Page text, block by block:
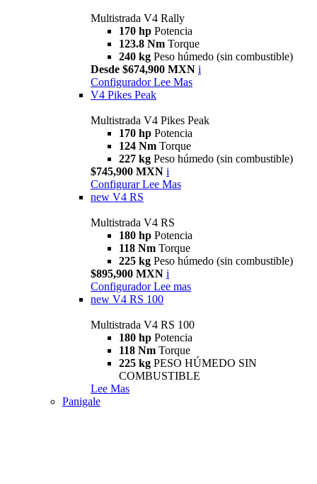
Multistrada V4 Rally
170 hp Potencia
123.8 Nm Torque
240 kg Peso húmedo (sin combustible)
Desde $674,900 MXN i
Configurador Lee Mas
V4 Pikes Peak
Multistrada V4 Pikes Peak
170 hp Potencia
124 Nm Torque
227 kg Peso húmedo (sin combustible)
$745,900 MXN i
Configurar Lee Mas
new V4 RS
Multistrada V4 RS
180 hp Potencia
118 Nm Torque
225 kg Peso húmedo (sin combustible)
$895,900 MXN i
Configurador Lee mas
new V4 RS 100
Multistrada V4 RS 100
180 hp Potencia
118 Nm Torque
225 kg PESO HÚMEDO SIN
COMBUSTIBLE
Lee Mas
Panigale